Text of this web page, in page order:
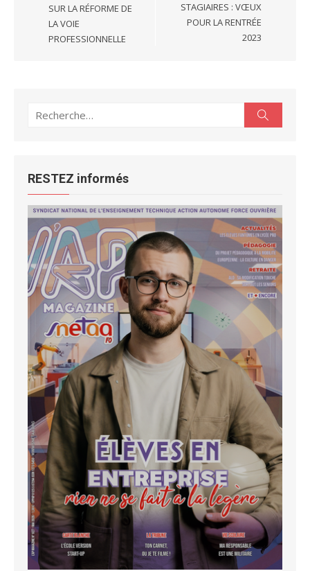
SUR LA RÉFORME DE
LA VOIE
PROFESSIONNELLE
STAGIAIRES : VŒUX
POUR LA RENTRÉE
2023
Recherche
RESTEZ informés